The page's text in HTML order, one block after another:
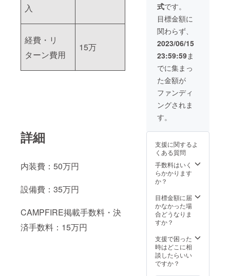
入
経費・リ
ターン費用
15万
詳細
内装費：50万円
設備費：35万円
CAMPFIRE掲載手数料・決
済手数料：15万円
式です。
目標金額に
関わらず、
2023/06/15
23:59:59ま
でに集まっ
た金額が
ファンディ
ングされま
す。
支援に関するよ
くある質問
手数料はいく
らかかります
か？
目標金額に届
かなかった場
合どうなりま
すか？
支援で困った
時はどこに相
談したらいい
ですか？